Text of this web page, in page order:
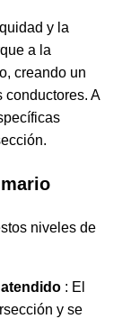
y la
a la
creando un
conductores. A
niveles de
: El
y se